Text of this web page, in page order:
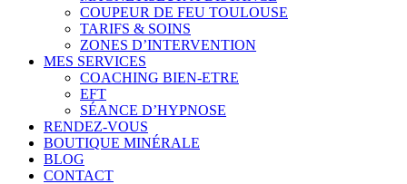
COUPEUR DE FEU TOULOUSE
TARIFS & SOINS
ZONES D’INTERVENTION
MES SERVICES
COACHING BIEN-ETRE
EFT
SÉANCE D’HYPNOSE
RENDEZ-VOUS
BOUTIQUE MINÉRALE
BLOG
CONTACT